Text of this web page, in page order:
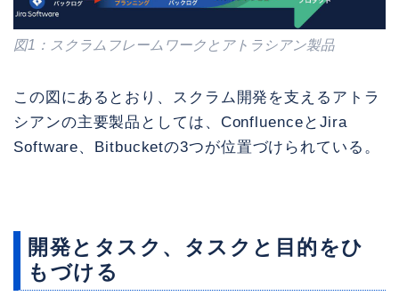
図1：スクラムフレームワークとアトラシアン製品
この図にあるとおり、スクラム開発を支えるアトラ
シアンの主要製品としては、ConfluenceとJira
Software、Bitbucketの3つが位置づけられている。
開発とタスク、タスクと目的をひ
もづける